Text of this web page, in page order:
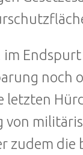
noch
von
zudem die